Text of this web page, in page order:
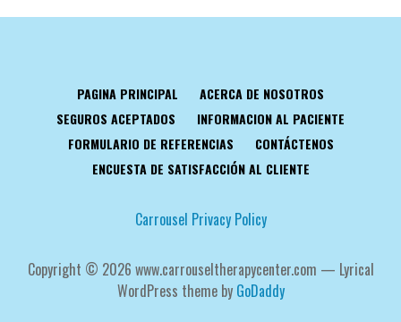
PAGINA PRINCIPAL
ACERCA DE NOSOTROS
SEGUROS ACEPTADOS
INFORMACION AL PACIENTE
FORMULARIO DE REFERENCIAS
CONTÁCTENOS
ENCUESTA DE SATISFACCIÓN AL CLIENTE
Carrousel Privacy Policy
Copyright © 2026 www.carrouseltherapycenter.com — Lyrical
WordPress theme by GoDaddy